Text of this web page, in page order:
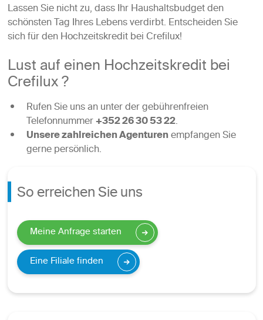
Lassen Sie nicht zu, dass Ihr Haushaltsbudget den
schönsten Tag Ihres Lebens verdirbt. Entscheiden Sie
sich für den Hochzeitskredit bei Crefilux!
Lust auf einen Hochzeitskredit bei
Crefilux ?
Rufen Sie uns an unter der gebührenfreien
Telefonnummer+352 26 30 53 22.
Unsere zahlreichen Agenturenempfangen Sie
gerne persönlich.
So erreichen Sie uns
Meine Anfrage starten
Eine Filiale finden